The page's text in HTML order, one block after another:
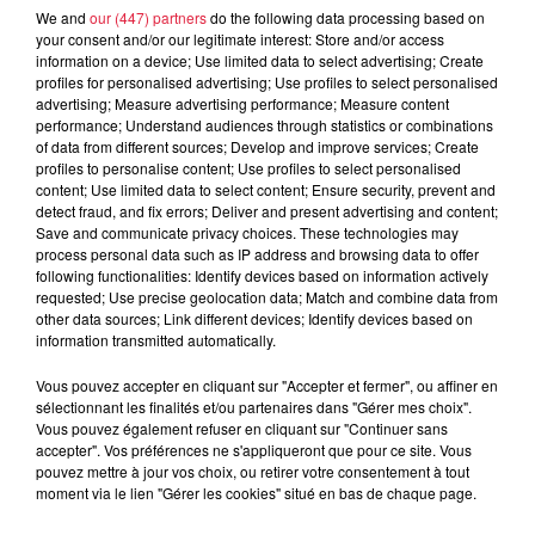
Dans le premier cas, la personne compétente pour recevoir
la procuration pourra se déplacer, au domicile de l’électeur,
pour recueillir le document signé par lui.
Dans les hébergements collectifs, les directeurs ou un de
leurs agents peuvent être désignés comme délégué d’un
officier de police judiciaire pour recueillir les procurations.
10h58 Anne-Sophie Martin
We and our (447) partnersdo the following data processing based on
your consent and/or our legitimate interest: Store and/or access
information on a device; Use limited data to select advertising; Create
profiles for personalised advertising; Use profiles to select personalised
advertising; Measure advertising performance; Measure content
performance; Understand audiences through statistics or combinations
of data from different sources; Develop and improve services; Create
profiles to personalise content; Use profiles to select personalised
content; Use limited data to select content; Ensure security, prevent and
detect fraud, and fix errors; Deliver and present advertising and content;
Save and communicate privacy choices. These technologies may
process personal data such as IP address and browsing data to offer
following functionalities: Identify devices based on information actively
requested; Use precise geolocation data; Match and combine data from
other data sources; Link different devices; Identify devices based on
information transmitted automatically.
Vous pouvez accepter en cliquant sur "Accepter et fermer", ou affiner en
sélectionnant les finalités et/ou partenaires dans "Gérer mes choix".
Vous pouvez également refuser en cliquant sur "Continuer sans
accepter". Vos préférences ne s'appliqueront que pour ce site. Vous
pouvez mettre à jour vos choix, ou retirer votre consentement à tout
moment via le lien "Gérer les cookies" situé en bas de chaque page.